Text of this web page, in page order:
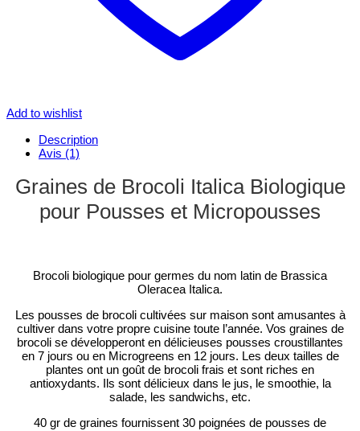
Add to wishlist
Description
Avis (1)
Graines de Brocoli Italica Biologique
pour Pousses et Micropousses
Brocoli biologique pour germes du nom latin de Brassica
Oleracea Italica.
Les pousses de brocoli cultivées sur maison sont amusantes à
cultiver dans votre propre cuisine toute l’année. Vos graines de
brocoli se développeront en délicieuses pousses croustillantes
en 7 jours ou en Microgreens en 12 jours. Les deux tailles de
plantes ont un goût de brocoli frais et sont riches en
antioxydants. Ils sont délicieux dans le jus, le smoothie, la
salade, les sandwichs, etc.
40 gr de graines fournissent 30 poignées de pousses de